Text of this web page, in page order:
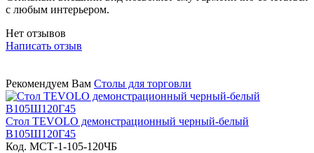
с любым интерьером.
Нет отзывов
Написать отзыв
Рекомендуем Вам Столы для торговли
Стол TEVOLO демонстрационный черный-белый
В105Ш120Г45
Код. MСТ-1-105-120ЧБ